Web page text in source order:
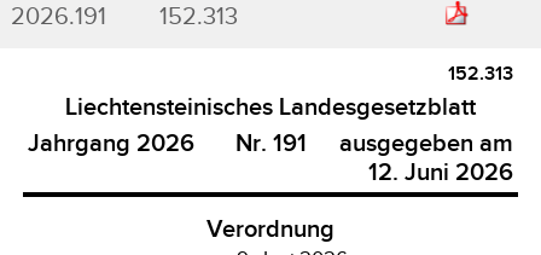
2026.191
152.313